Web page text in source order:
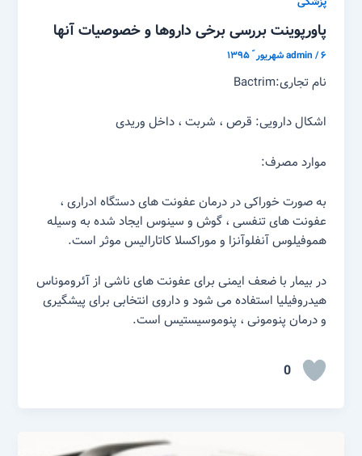
پاورپوینت بررسی برخی داروها و خصوصیات آنها
admin/۶ شهریور ّ ۱۳۹۵
نام تجاری:Bactrim
اشکال دارویی: قرص ، شربت ، داخل وریدی
موارد مصرف:
به صورت خوراکی در درمان عفونت های دستگاه ادراری ،
عفونت های تنفسی ، گوش و سینوس ایجاد شده به وسیله
هموفیلوس آنفلوآنزا و موراکسلا کاتارالیس موثر است.
در بیمار با ضعف ایمنی برای عفونت های ناشی از آئروموناس
هیدروفیلیا استفاده می شود و داروی انتخابی برای پیشگیری
و درمان پنومونی ، پنوموسیستیس است.
0